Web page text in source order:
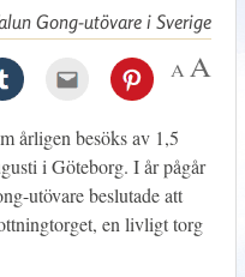
Gong-utövare i Sverige
årligen besöks av 1,5
i Göteborg. I år pågår
utövare beslutade att
en livligt torg